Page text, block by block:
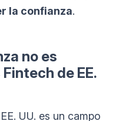
la confianza.
no es
de EE.
UU. es un campo